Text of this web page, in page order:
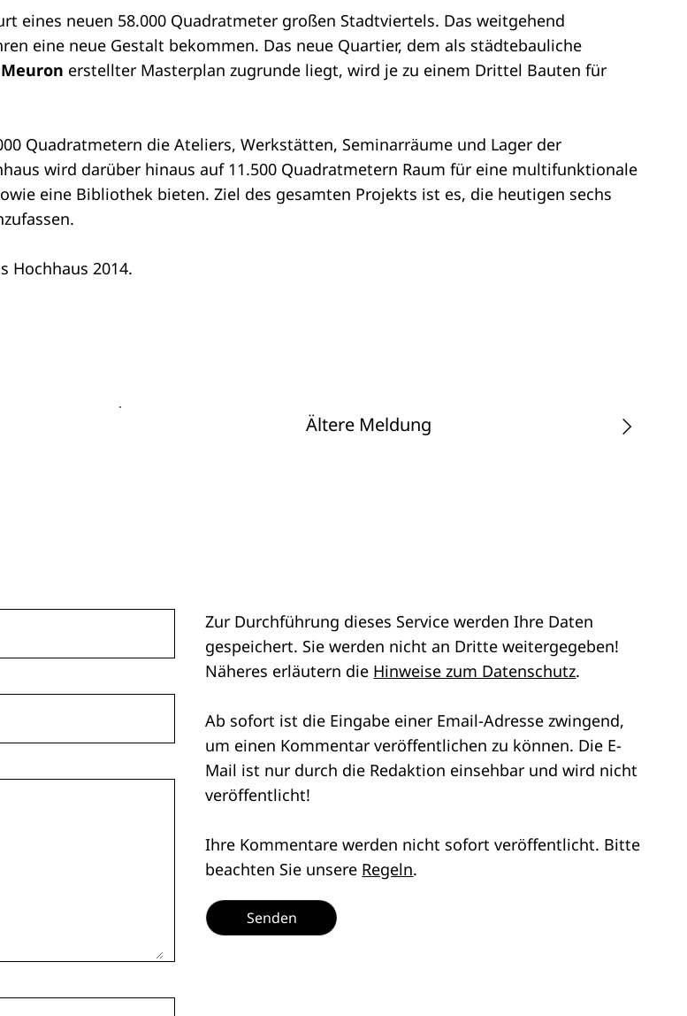
eines neuen 58.000 Quadratmeter großen Stadtviertels. Das weitgehend
eine neue Gestalt bekommen. Das neue Quartier, dem als städtebauliche
erstellter Masterplan zugrunde liegt, wird je zu einem Drittel Bauten für
Quadratmetern die Ateliers, Werkstätten, Seminarräume und Lager der
wird darüber hinaus auf 11.500 Quadratmetern Raum für eine multifunktionale
eine Bibliothek bieten. Ziel des gesamten Projekts ist es, die heutigen sechs
Hochhaus 2014.
Ältere Meldung
Zur Durchführung dieses Service werden Ihre Daten
gespeichert. Sie werden nicht an Dritte weitergegeben!
Näheres erläutern die Hinweise zum Datenschutz.
Ab sofort ist die Eingabe einer Email-Adresse zwingend,
um einen Kommentar veröffentlichen zu können. Die E-
Mail ist nur durch die Redaktion einsehbar und wird nicht
veröffentlicht!
Ihre Kommentare werden nicht sofort veröffentlicht. Bitte
beachten Sie unsere Regeln.
Senden